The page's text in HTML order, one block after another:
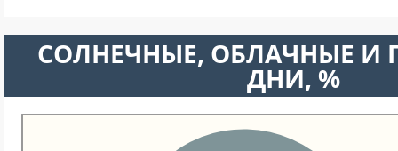
CОЛНЕЧНЫЕ, ОБЛАЧНЫЕ И
ДНИ, %